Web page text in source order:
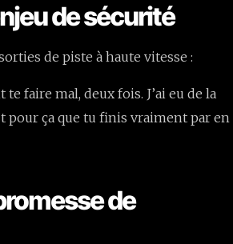
de sécurité
de piste à haute vitesse :
faire mal, deux fois. J’ai eu de la
pour ça que tu finis vraiment par en
de